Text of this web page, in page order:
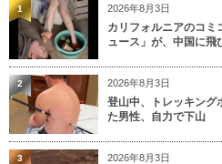
2026年8月3日
カリフォルニアのコミ
ュース」が、中国に飛
1
2026年8月3日
登山中、トレッキング
た男性、自力で下山
2
2026年8月3日
3